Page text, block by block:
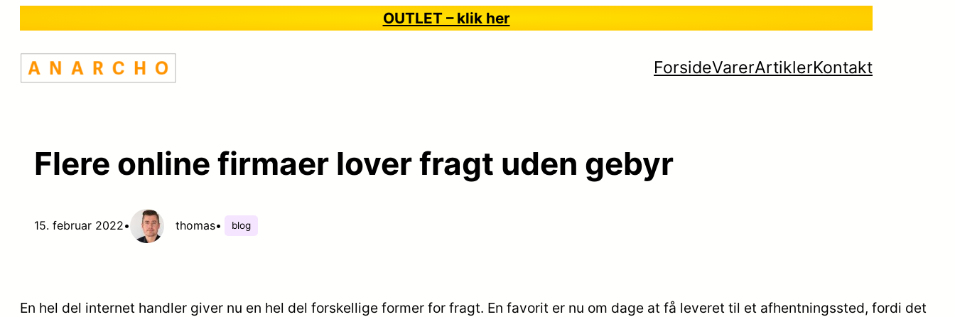
indhold
OUTLET – klik her
ForsideVarerArtiklerKontakt
Flere online firmaer lover fragt uden gebyr
15. februar 2022• thomas• blog
En hel del internet handler giver nu en hel del forskellige former for fragt. En favorit er nu om dage at få leveret til et afhentningssted, fordi det